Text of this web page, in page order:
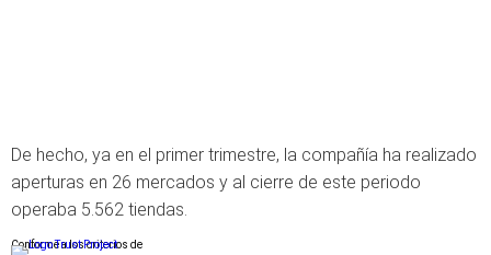
De hecho, ya en el primer trimestre, la compañía ha realizado
aperturas en 26 mercados y al cierre de este periodo
operaba 5.562 tiendas.
Conforme a los criterios de